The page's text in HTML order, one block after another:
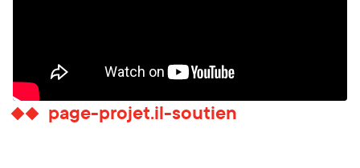
page-projet.il-soutien